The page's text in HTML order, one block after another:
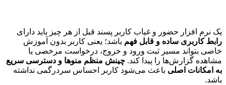
یک نرم افزار حضور و غیاب کاربر پسند قبل از هر چیز باید دارای
رابط کاربری ساده و قابل فهم باشد؛ یعنی کاربر بدون آموزش
خاصی بتواند مسیر ثبت ورود و خروج، درخواست مرخصی یا
مشاهده گزارش‌ها را پیدا کند. چینش منظم منوها و دسترسی سریع
به امکانات اصلی باعث می‌شود کاربر احساس سردرگمی نداشته
باشد.